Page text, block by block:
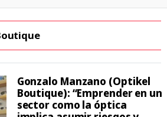
Gonzalo Manzano (Optikel
Boutique): “Emprender en un
sector como la óptica